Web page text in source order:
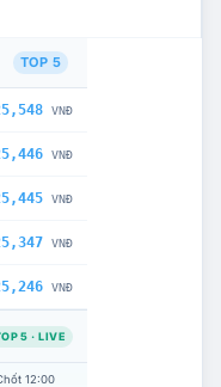
TOP 5
VNĐ
VNĐ
VNĐ
VNĐ
VNĐ
5 · LIVE
12:00